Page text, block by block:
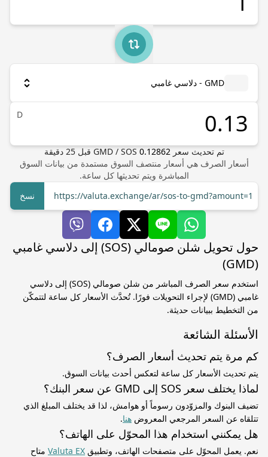
GMD - دلاسي غامبي
D
تم تحديث سعر GMD/ SOS 0.12862 قبل25 دقيقة
أسعار الصرف هي أسعار منتصف السوق مستمدة من بيانات السوق
المباشرة ويتم تحديثها كل ساعة.
https://valuta.exchange/ar/sos-to-gmd?amount=1
نسخ
حول تحويل شلن صومالي (SOS) إلى دلاسي غامبي
(GMD)
استخدم سعر الصرف المباشر من شلن صومالي (SOS) إلى دلاسي
غامبي (GMD) لإجراء التحويلات فورًا. تُحدَّث الأسعار كل ساعة لتتمكّن
من التخطيط ببيانات حديثة.
الأسئلة الشائعة
كم مرة يتم تحديث أسعار الصرف؟
يتم تحديث الأسعار كل ساعة لتعكس أحدث بيانات السوق.
لماذا يختلف سعر SOS إلى GMD عن سعر البنك؟
تضيف البنوك والمزوّدون رسوماً أو هوامش، لذا قد يختلف المبلغ الذي
تتلقاه عن السعر المرجعي المعروض هنا.
هل يمكنني استخدام هذا المحوّل على الهاتف؟
نعم. يعمل المحوّل على متصفحات الهاتف، وتطبيق Valuta EX متاح